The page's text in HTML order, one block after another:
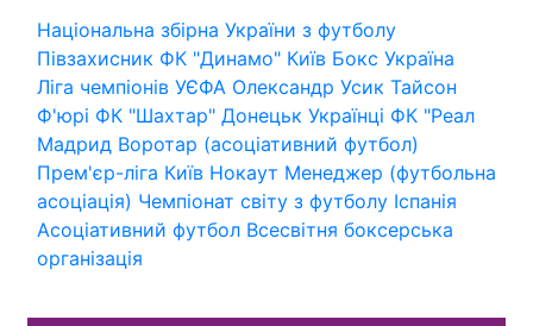
Національна збірна України з футболу
Півзахисник ФК "Динамо" Київ Бокс Україна
Ліга чемпіонів УЄФА Олександр Усик Тайсон
Ф'юрі ФК "Шахтар" Донецьк Українці ФК "Реал
Мадрид Воротар (асоціативний футбол)
Прем'єр-ліга Київ Нокаут Менеджер (футбольна
асоціація) Чемпіонат світу з футболу Іспанія
Асоціативний футбол Всесвітня боксерська
організація